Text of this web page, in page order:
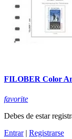
FILOBER Color
favorite
Debes de estar
Entrar| Registrarse